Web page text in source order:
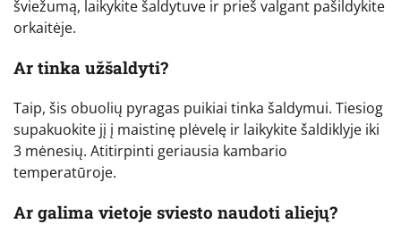
šviežumą, laikykite šaldytuve ir prieš valgant pašildykite
orkaitėje.
Ar tinka užšaldyti?
Taip, šis obuolių pyragas puikiai tinka šaldymui. Tiesiog
supakuokite jį į maistinę plėvelę ir laikykite šaldiklyje iki
3 mėnesių. Atitirpinti geriausia kambario
temperatūroje.
Ar galima vietoje sviesto naudoti aliejų?